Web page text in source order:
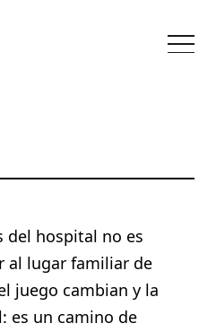
del hospital no es
al lugar familiar de
juego cambian y la
es un camino de